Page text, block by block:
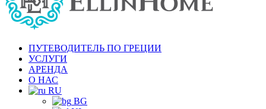
ПУТЕВОДИТЕЛЬ ПО ГРЕЦИИ
УСЛУГИ
АРЕНДА
О НАС
RU
BG